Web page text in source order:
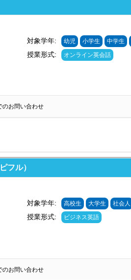
対象学年: 幼児 小学生 中学生
授業形式: オンライン英会話
のお問い合わせ
フル）
対象学年: 高校生 大学生 社会人
授業形式: ビジネス英語
のお問い合わせ